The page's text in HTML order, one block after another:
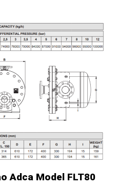
Adca Model FLT80